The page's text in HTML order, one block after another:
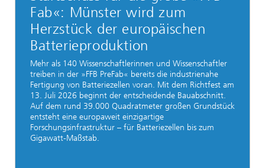
Fab«: Münster wird zum
Herzstück der europäischen
Batterieproduktion
Mehr als 140 Wissenschaftlerinnen und Wissenschaftler
treiben in der »FFB PreFab« bereits die industrienahe
Fertigung von Batteriezellen voran. Mit dem Richtfest am
13. Juli 2026 beginnt der entscheidende Bauabschnitt.
Auf dem rund 39.000 Quadratmeter großen Grundstück
entsteht eine europaweit einzigartige
Forschungsinfrastruktur – für Batteriezellen bis zum
Gigawatt-Maßstab.